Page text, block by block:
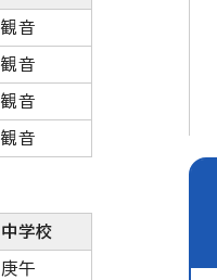
観音
観音
観音
観音
中学校
庚午